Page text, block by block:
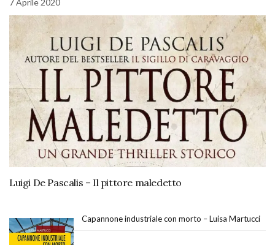
7 Aprile 2020
Luigi De Pascalis – Il pittore maledetto
Capannone industriale con morto – Luisa Martucci